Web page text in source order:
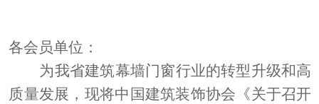
各会员单位：
为我省建筑幕墙门窗行业的转型升级和高
质量发展 ， 现将中国建筑装饰协会《关于召开